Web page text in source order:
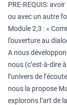
PRE-REQUIS:
ou avec un autre
Module 2,3 : «
l’ouverture au
A nous
nous (c’est-à-dire
l’univers de
nous la propose
explorons l’art de